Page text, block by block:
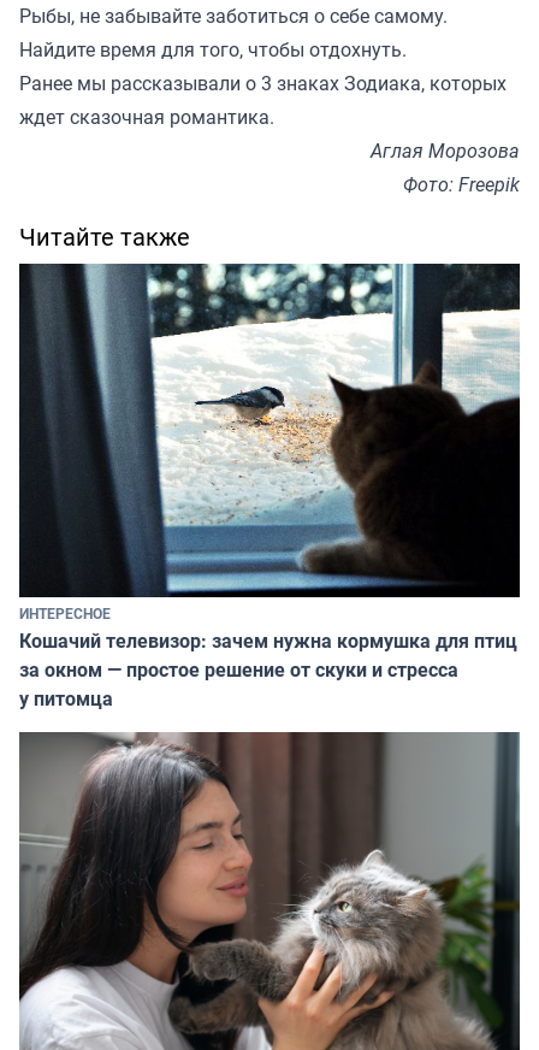
Рыбы, не забывайте заботиться о себе самому.
Найдите время для того, чтобы отдохнуть.
Ранее мы рассказывали о 3 знаках Зодиака, которых
ждет сказочная романтика.
Аглая Морозова
Фото: Freepik
Читайте также
ИНТЕРЕСНОЕ
Кошачий телевизор: зачем нужна кормушка для птиц
за окном — простое решение от скуки и стресса
у питомца